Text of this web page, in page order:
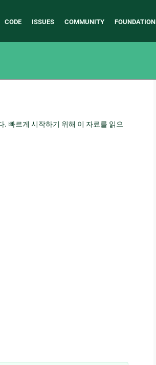
CODE ISSUES COMMUNITY FOUNDATION
빠르게 시작하기 위해 이 자료를 읽으